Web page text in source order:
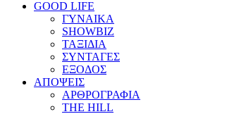
GOOD LIFE
ΓΥΝΑΙΚΑ
SHOWBIZ
ΤΑΞΙΔΙΑ
ΣΥΝΤΑΓΕΣ
ΕΞΟΔΟΣ
ΑΠΟΨΕΙΣ
ΑΡΘΡΟΓΡΑΦΙΑ
THE HILL